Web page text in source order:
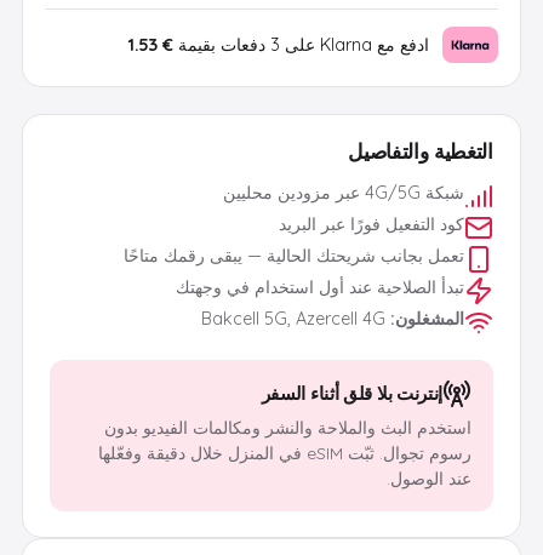
التغطية والتفاصيل
شبكة 4G/5G عبر مزودين محليين
كود التفعيل فورًا عبر البريد
تعمل بجانب شريحتك الحالية — يبقى رقمك متاحًا
تبدأ الصلاحية عند أول استخدام في وجهتك
المشغلون:
Bakcell 5G, Azercell 4G
إنترنت بلا قلق أثناء السفر
استخدم البث والملاحة والنشر ومكالمات الفيديو بدون
رسوم تجوال. ثبّت eSIM في المنزل خلال دقيقة وفعّلها
عند الوصول.
ادفع مع Klarna على 3 دفعات بقيمة € 1.53